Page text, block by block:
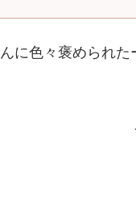
に色々褒められ